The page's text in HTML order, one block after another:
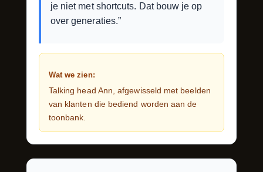
je niet met shortcuts. Dat bouw je op
over generaties.”
Wat we zien:
Talking head Ann, afgewisseld met beelden
van klanten die bediend worden aan de
toonbank.